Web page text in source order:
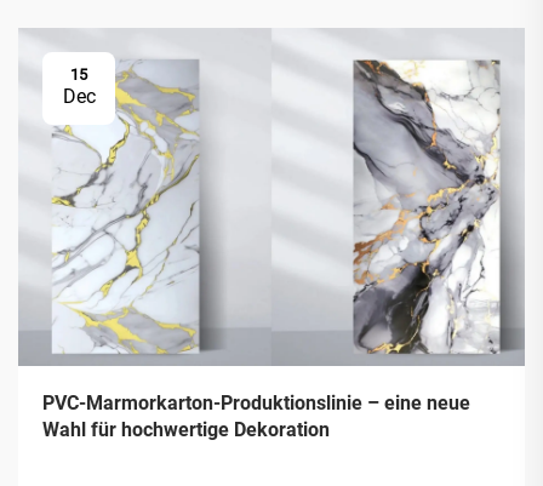
15
Dec
PVC-Marmorkarton-Produktionslinie – eine neue
Wahl für hochwertige Dekoration